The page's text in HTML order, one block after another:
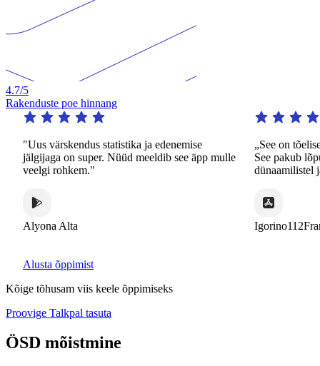
4.7/5
Rakenduste poe hinnang
"Uus värskendus statistika ja edenemise
jälgijaga on super. Nüüd meeldib see äpp mulle
veelgi rohkem."
Alyona Alta
„See on tõeliselt
See pakub
dünaamilistel ja
Igorino112France
Alusta õppimist
Kõige tõhusam viis keele õppimiseks
Proovige Talkpal tasuta
ÖSD mõistmine